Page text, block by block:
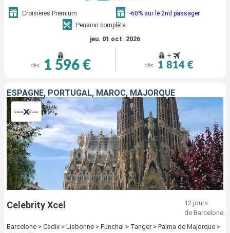
Croisières Premium
-60% sur le 2nd passager
Pension complète
jeu. 01 oct. 2026
dès 1 596 €
+
dès 1 814 €
ESPAGNE, PORTUGAL, MAROC, MAJORQUE
Celebrity Xcel
12 jours
de Barcelone
Barcelone > Cadix > Lisbonne > Funchal > Tanger > Palma de Majorque >